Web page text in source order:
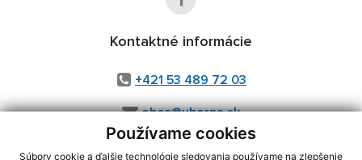
Používame cookies
Súbory cookie a ďalšie technológie sledovania používame na zlepšenie
Kontaktné informácie
+421 53 489 72 03
obec@uhorna.sk